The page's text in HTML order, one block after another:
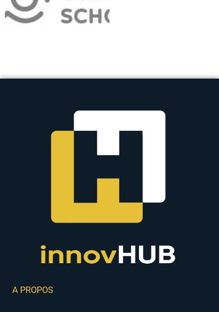
A PROPOS